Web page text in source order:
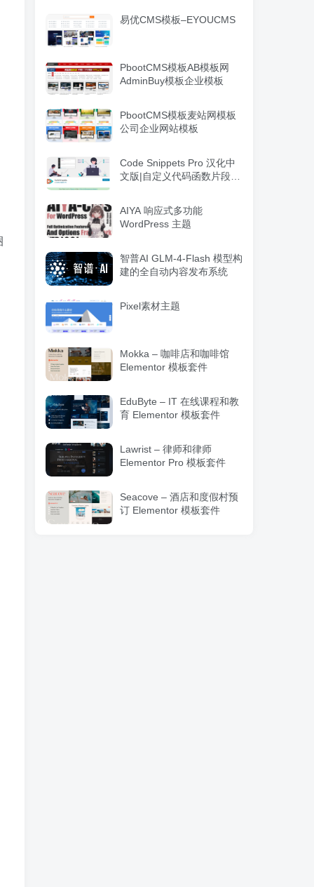
易优CMS模板–EYOUCMS
PbootCMS模板AB模板网
AdminBuy模板企业模板
PbootCMS模板麦站网模板
公司企业网站模板
Code Snippets Pro 汉化中
文版|自定义代码函数片段管
AIYA 响应式多功能
WordPress 主题
智普AI GLM-4-Flash 模型构
建的全自动内容发布系统
Pixel素材主题
Mokka – 咖啡店和咖啡馆
Elementor 模板套件
EduByte – IT 在线课程和教
育 Elementor 模板套件
Lawrist – 律师和律师
Elementor Pro 模板套件
Seacove – 酒店和度假村预
订 Elementor 模板套件